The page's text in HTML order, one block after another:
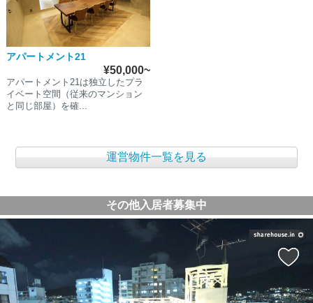
アパートメント21
¥50,000~
アパートメント21は独立したプラ
イベート空間（従来のマンション
と同じ部屋）を確...
運営物件一覧を見る
その他入居者募集中